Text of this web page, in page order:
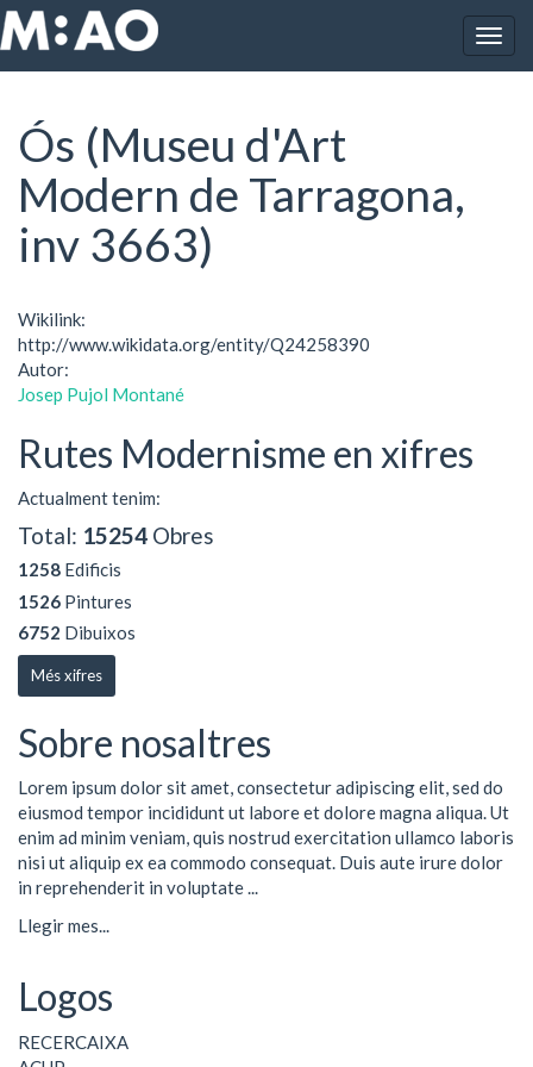
Vés al contingut
Inici Ós (Museu d'Art Modern de Tarragona, inv 3663)
Ós (Museu d'Art
Modern de Tarragona,
inv 3663)
Wikilink:
http://www.wikidata.org/entity/Q24258390
Autor:
Josep Pujol Montané
Rutes Modernisme en xifres
Actualment tenim:
Total: 15254 Obres
1258 Edificis
1526 Pintures
6752 Dibuixos
Més xifres
Sobre nosaltres
Lorem ipsum dolor sit amet, consectetur adipiscing elit, sed do
eiusmod tempor incididunt ut labore et dolore magna aliqua. Ut
enim ad minim veniam, quis nostrud exercitation ullamco laboris
nisi ut aliquip ex ea commodo consequat. Duis aute irure dolor
in reprehenderit in voluptate ...
Llegir mes...
Logos
RECERCAIXA